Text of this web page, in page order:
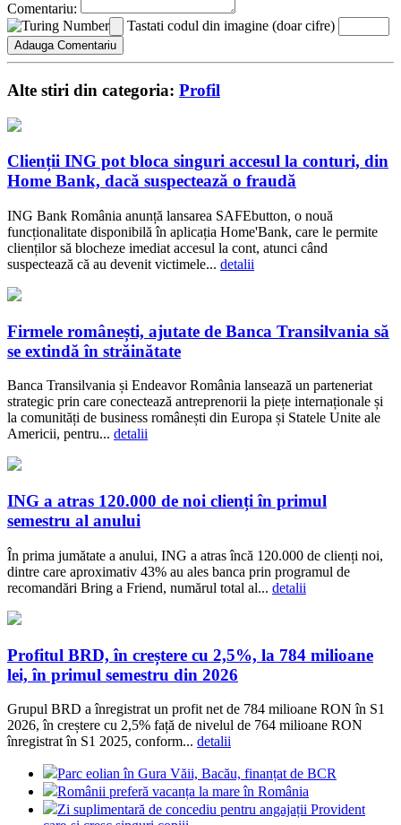
Comentariu:
Tastati codul din imagine (doar cifre)
Alte stiri din categoria: Profil
Clienții ING pot bloca singuri accesul la conturi, din
Home Bank, dacă suspectează o fraudă
ING Bank România anunță lansarea SAFEbutton, o nouă
funcționalitate disponibilă în aplicația Home'Bank, care le permite
clienților să blocheze imediat accesul la cont, atunci când
suspectează că au devenit victimele... detalii
Firmele românești, ajutate de Banca Transilvania să
se extindă în străinătate
Banca Transilvania și Endeavor România lansează un parteneriat
strategic prin care conectează antreprenorii la piețe internaționale și
la comunități de business românești din Europa și Statele Unite ale
Americii, pentru... detalii
ING a atras 120.000 de noi clienți în primul
semestru al anului
În prima jumătate a anului, ING a atras încă 120.000 de clienți noi,
dintre care aproximativ 43% au ales banca prin programul de
recomandări Bring a Friend, numărul total al... detalii
Profitul BRD, în creștere cu 2,5%, la 784 milioane
lei, în primul semestru din 2026
Grupul BRD a înregistrat un profit net de 784 milioane RON în S1
2026, în creștere cu 2,5% față de nivelul de 764 milioane RON
înregistrat în S1 2025, conform... detalii
Parc eolian în Gura Văii, Bacău, finanțat de BCR
Românii preferă vacanța la mare în România
Zi suplimentară de concediu pentru angajații Provident